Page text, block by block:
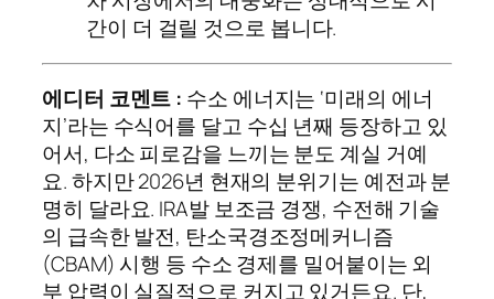
간이 더 걸릴 것으로 봅니다.
에디터 코멘트 : 수소 에너지는 ‘미래의 에너
지’라는 수식어를 달고 수십 년째 등장하고 있
어서, 다소 피로감을 느끼는 분도 계실 거예
요. 하지만 2026년 현재의 분위기는 예전과 분
명히 달라요. IRA발 보조금 경쟁, 수전해 기술
의 급속한 발전, 탄소국경조정메커니즘
(CBAM) 시행 등 수소 경제를 밀어붙이는 외
부 압력이 실질적으로 커지고 있거든요. 단,